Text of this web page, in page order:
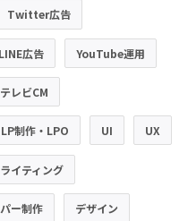
Twitter広告
LINE広告 YouTube運用
テレビCM
LP制作・LPO UI UX
イティング
ー制作 デザイン